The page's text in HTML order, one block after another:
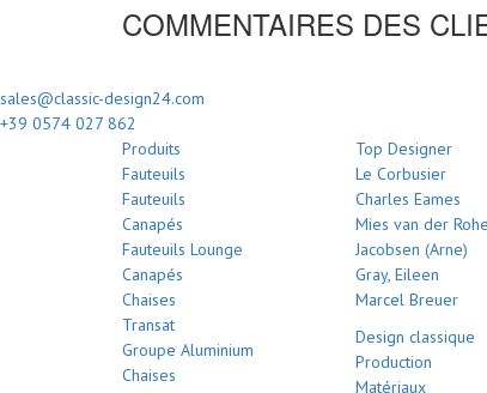
COMMENTAIRES DES
sales@classic-design24.com
+39 0574 027 862
Produits
Fauteuils
Fauteuils
Canapés
Fauteuils Lounge
Canapés
Chaises
Transat
Groupe Aluminium
Chaises
Top Designer
Le Corbusier
Charles Eames
Mies van der Rohe
Jacobsen (Arne)
Gray, Eileen
Marcel Breuer
Design classique
Production
Matériaux